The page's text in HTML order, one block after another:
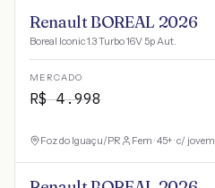
Renault BOREAL 2026
Boreal Iconic 1.3 Turbo 16V 5p Aut.
MERCADO
R$4.998
Foz do Iguaçu/PR Fem · 45+ · c/ jovem